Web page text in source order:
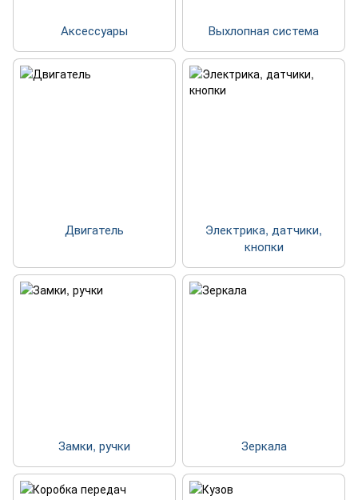
Аксессуары Выхлопная система
Двигатель
Электрика, датчики,
кнопки
Замки, ручки Зеркала